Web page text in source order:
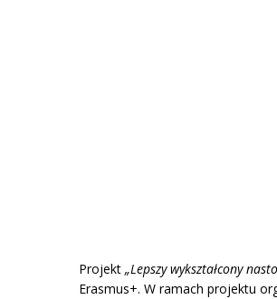
Projekt „Lepszy wykształcony
Erasmus+. W ramach projektu